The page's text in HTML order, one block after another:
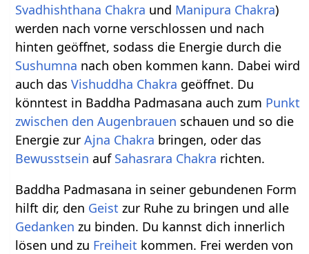
Svadhishthana Chakra und Manipura Chakra)
werden nach vorne verschlossen und nach
hinten geöffnet, sodass die Energie durch die
Sushumna nach oben kommen kann. Dabei wird
auch dasVishuddha Chakra geöffnet. Du
könntest in Baddha Padmasana auch zum Punkt
zwischen den Augenbrauen schauen und so die
Energie zurAjna Chakra bringen, oder das
Bewusstsein auf Sahasrara Chakra richten.
Baddha Padmasana in seiner gebundenen Form
hilft dir, den Geist zur Ruhe zu bringen und alle
Gedanken zu binden. Du kannst dich innerlich
lösen und zu Freiheit kommen. Frei werden von